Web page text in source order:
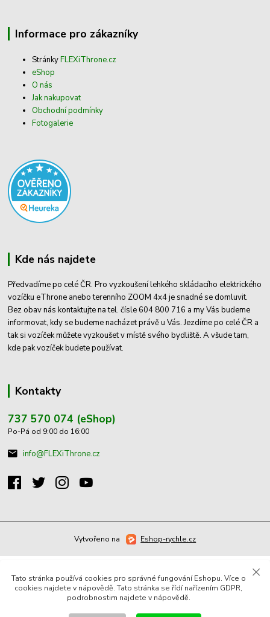
Informace pro zákazníky
StránkyFLEXiThrone.cz
eShop
O nás
Jak nakupovat
Obchodní podmínky
Fotogalerie
Kde nás najdete
Předvadíme po celé ČR. Pro vyzkoušení lehkého skládacího elektrického
vozíčku eThrone anebo terenního ZOOM 4x4 je snadné se domluvit.
Bez obav nás kontaktujte na tel. čísle 604 800 716 a my Vás budeme
informovat, kdy se budeme nacházet právě u Vás. Jezdíme po celé ČR a
tak si vozíček můžete vyzkoušet v místě svého bydliště. A všude tam,
kde pak vozíček budete používat.
Kontakty
737 570 074 (eShop)
Po-Pá od 9:00 do 16:00
info@FLEXiThrone.cz
Vytvořeno na Eshop-rychle.cz
Tato stránka používá cookies pro správné fungování Eshopu. Více o
cookies najdete v nápovědě. Tato stránka se řídí nařízením GDPR,
podrobnostim najdete v nápovědě.